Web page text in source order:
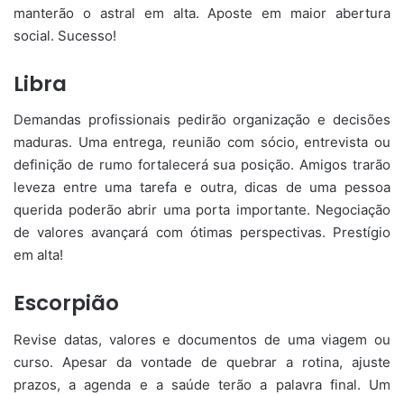
manterão o astral em alta. Aposte em maior abertura
social. Sucesso!
Libra
Demandas profissionais pedirão organização e decisões
maduras. Uma entrega, reunião com sócio, entrevista ou
definição de rumo fortalecerá sua posição. Amigos trarão
leveza entre uma tarefa e outra, dicas de uma pessoa
querida poderão abrir uma porta importante. Negociação
de valores avançará com ótimas perspectivas. Prestígio
em alta!
Escorpião
Revise datas, valores e documentos de uma viagem ou
curso. Apesar da vontade de quebrar a rotina, ajuste
prazos, a agenda e a saúde terão a palavra final. Um